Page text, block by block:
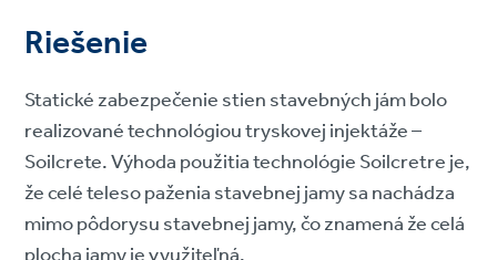
Riešenie
Statické zabezpečenie stien stavebných jám bolo
realizované technológiou tryskovej injektáže –
Soilcrete. Výhoda použitia technológie Soilcretre je,
že celé teleso paženia stavebnej jamy sa nachádza
mimo pôdorysu stavebnej jamy, čo znamená že celá